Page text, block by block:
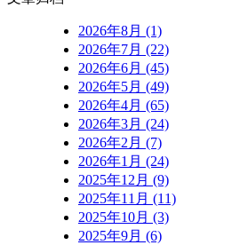
2026年8月 (1)
2026年7月 (22)
2026年6月 (45)
2026年5月 (49)
2026年4月 (65)
2026年3月 (24)
2026年2月 (7)
2026年1月 (24)
2025年12月 (9)
2025年11月 (11)
2025年10月 (3)
2025年9月 (6)